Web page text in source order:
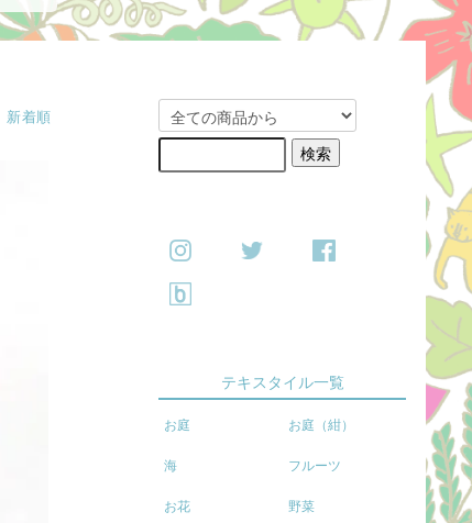
新着順
テキスタイル一覧
お庭 お庭（紺）
海 フルーツ
お花 野菜